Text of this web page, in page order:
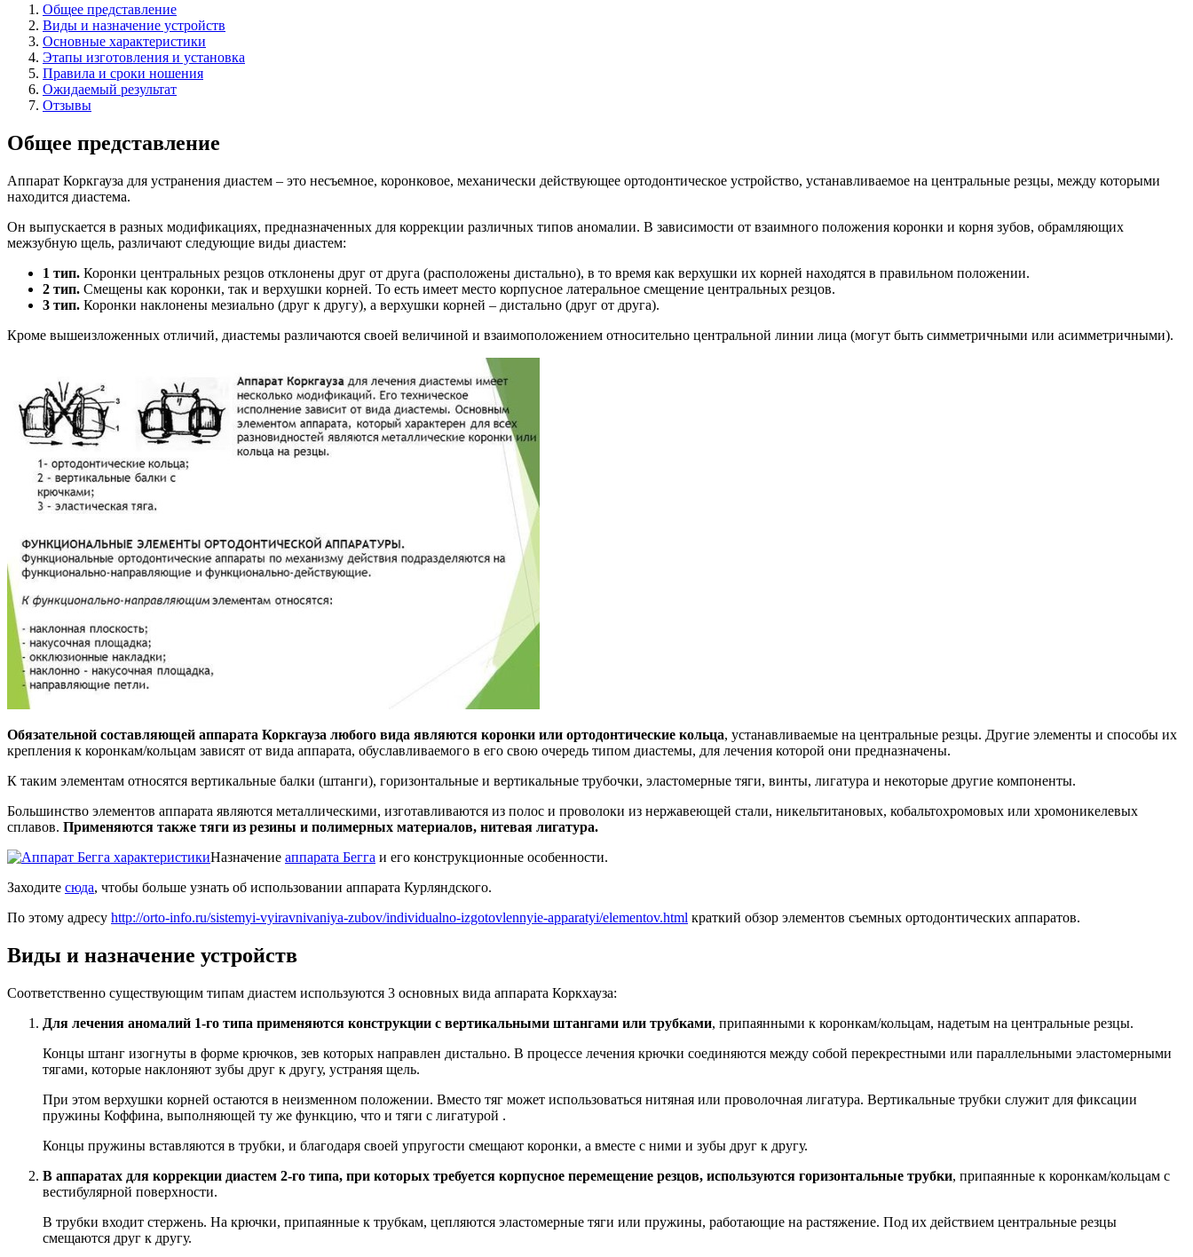
Общее представление
Виды и назначение устройств
Основные характеристики
Этапы изготовления и установка
Правила и сроки ношения
Ожидаемый результат
Отзывы
Общее представление
Аппарат Коркгауза для устранения диастем – это несъемное, коронковое, механически действующее ортодонтическое устройство, устанавливаемое на центральные резцы, между которыми
находится диастема.
Он выпускается в разных модификациях, предназначенных для коррекции различных типов аномалии. В зависимости от взаимного положения коронки и корня зубов, обрамляющих
межзубную щель, различают следующие виды диастем:
1 тип. Коронки центральных резцов отклонены друг от друга (расположены дистально), в то время как верхушки их корней находятся в правильном положении.
2 тип. Смещены как коронки, так и верхушки корней. То есть имеет место корпусное латеральное смещение центральных резцов.
3 тип. Коронки наклонены мезиально (друг к другу), а верхушки корней – дистально (друг от друга).
Кроме вышеизложенных отличий, диастемы различаются своей величиной и взаимоположением относительно центральной линии лица (могут быть симметричными или асимметричными).
Обязательной составляющей аппарата Коркгауза любого вида являются коронки или ортодонтические кольца, устанавливаемые на центральные резцы. Другие элементы и способы их
крепления к коронкам/кольцам зависят от вида аппарата, обуславливаемого в его свою очередь типом диастемы, для лечения которой они предназначены.
К таким элементам относятся вертикальные балки (штанги), горизонтальные и вертикальные трубочки, эластомерные тяги, винты, лигатура и некоторые другие компоненты.
Большинство элементов аппарата являются металлическими, изготавливаются из полос и проволоки из нержавеющей стали, никельтитановых, кобальтохромовых или хромоникелевых
сплавов. Применяются также тяги из резины и полимерных материалов, нитевая лигатура.
Назначение аппарата Бегга и его конструкционные особенности.
Заходите сюда, чтобы больше узнать об использовании аппарата Курляндского.
По этому адресу http://orto-info.ru/sistemyi-vyiravnivaniya-zubov/individualno-izgotovlennyie-apparatyi/elementov.html краткий обзор элементов съемных ортодонтических аппаратов.
Виды и назначение устройств
Соответственно существующим типам диастем используются 3 основных вида аппарата Коркхауза:
Для лечения аномалий 1-го типа применяются конструкции с вертикальными штангами или трубками, припаянными к коронкам/кольцам, надетым на центральные резцы.
Концы штанг изогнуты в форме крючков, зев которых направлен дистально. В процессе лечения крючки соединяются между собой перекрестными или параллельными эластомерными
тягами, которые наклоняют зубы друг к другу, устраняя щель.
При этом верхушки корней остаются в неизменном положении. Вместо тяг может использоваться нитяная или проволочная лигатура. Вертикальные трубки служит для фиксации
пружины Коффина, выполняющей ту же функцию, что и тяги с лигатурой .
Концы пружины вставляются в трубки, и благодаря своей упругости смещают коронки, а вместе с ними и зубы друг к другу.
В аппаратах для коррекции диастем 2-го типа, при которых требуется корпусное перемещение резцов, используются горизонтальные трубки, припаянные к коронкам/кольцам с
вестибулярной поверхности.
В трубки входит стержень. На крючки, припаянные к трубкам, цепляются эластомерные тяги или пружины, работающие на растяжение. Под их действием центральные резцы
смещаются друг к другу.